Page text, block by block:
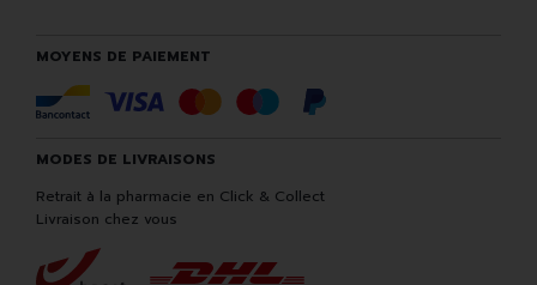
MOYENS DE PAIEMENT
MODES DE LIVRAISONS
Retrait à la pharmacie en Click & Collect
Livraison chez vous